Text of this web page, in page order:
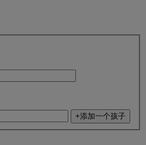
+添加一个孩子